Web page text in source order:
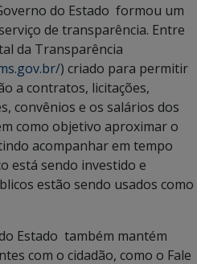
do Estado formou um
de transparência. Entre
da Transparência
) criado para permitir
a contratos, licitações,
convênios e os salários dos
como objetivo aproximar o
acompanhar em tempo
está sendo investido e
estão sendo usados como
Estado também mantém
com o cidadão, como o Fale